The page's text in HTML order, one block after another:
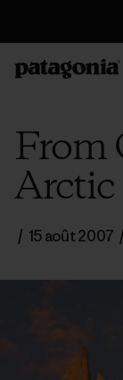
From
Arctic
/ 15 août 2007 /